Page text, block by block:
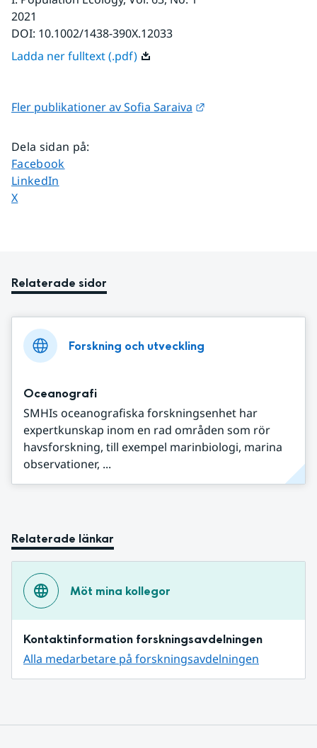
2021
DOI: 10.1002/1438-390X.12033
Ladda ner fulltext (.pdf)
Fler publikationer av Sofia Saraiva
Dela sidan på:
Dela sidan på
Facebook
Dela sidan på
LinkedIn
Dela sidan på
X
Relaterade sidor
Forskning och utveckling
Oceanografi
SMHIs oceanografiska forskningsenhet har
expertkunskap inom en rad områden som rör
havsforskning, till exempel marinbiologi, marina
observationer, ...
Relaterade länkar
Möt mina kollegor
Kontaktinformation forskningsavdelningen
Alla medarbetare på forskningsavdelningen